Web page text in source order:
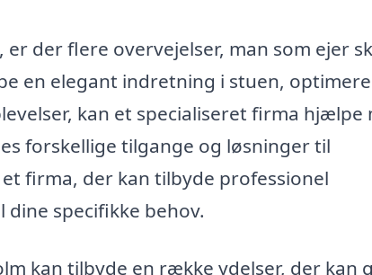
der flere overvejelser, man som ejer
en elegant indretning i stuen, optimere
kan et specialiseret firma hjælpe
forskellige tilgange og løsninger til
firma, der kan tilbyde professionel
specifikke behov.
kan tilbyde en række ydelser, der kan